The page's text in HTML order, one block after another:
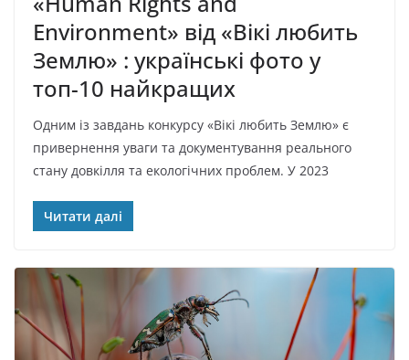
Environment» від «Вікі любить
Землю» : українські фото у
топ-10 найкращих
Одним із завдань конкурсу «Вікі любить Землю» є
привернення уваги та документування реального
стану довкілля та екологічних проблем. У 2023
Читати далі